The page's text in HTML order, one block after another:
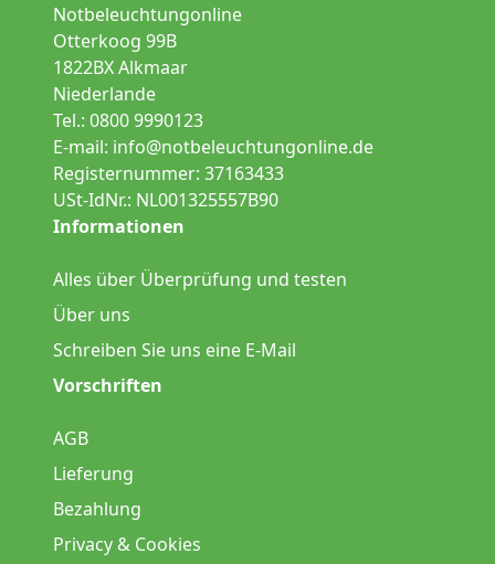
Notbeleuchtungonline
Otterkoog 99B
1822BX Alkmaar
Niederlande
Tel.: 0800 9990123
E-mail: info@notbeleuchtungonline.de
Registernummer: 37163433
USt-IdNr.: NL001325557B90
Informationen
Alles über Überprüfung und testen
Über uns
Schreiben Sie uns eine E-Mail
Vorschriften
AGB
Lieferung
Bezahlung
Privacy & Cookies